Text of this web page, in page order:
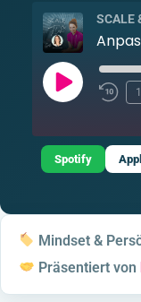
SCALE
Apple Podcasts
RSS FEED
TEILEN
LINK
EMBED
Spotify
Mindset &
Präsentiert von